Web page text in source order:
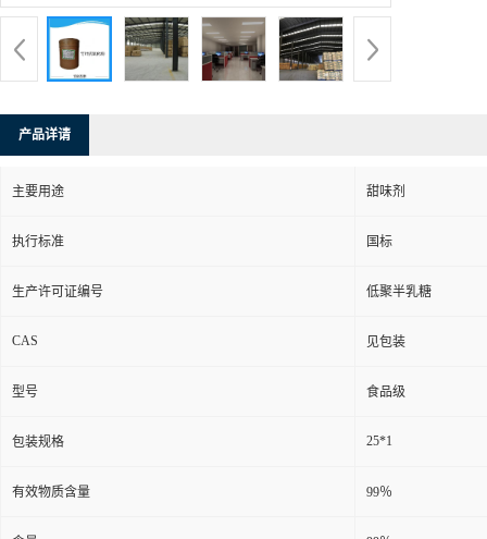
产品详请
主要用途 甜味剂
执行标准 国标
生产许可证编号 低聚半乳糖
CAS 见包装
型号 食品级
包装规格 25*1
有效物质含量 99％